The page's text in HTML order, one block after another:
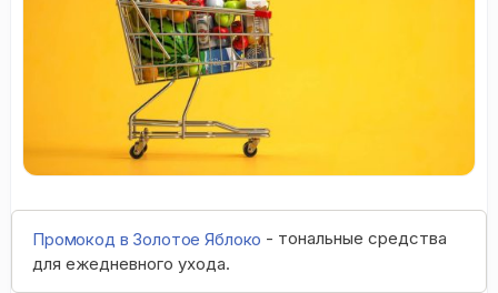
Промокод в Золотое Яблоко - тональные средства
для ежедневного ухода.